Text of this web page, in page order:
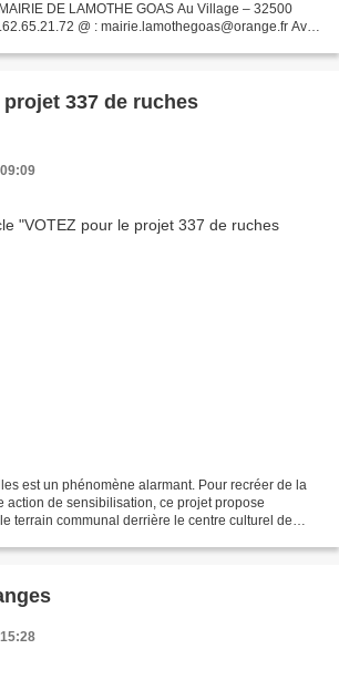
DE LAMOTHE GOAS Au Village – 32500
@ : mairie.lamothegoas@orange.fr Avis
337 de ruches
est un phénomène alarmant. Pour recréer de la
action de sensibilisation, ce projet propose
terrain communal derrière le centre culturel de